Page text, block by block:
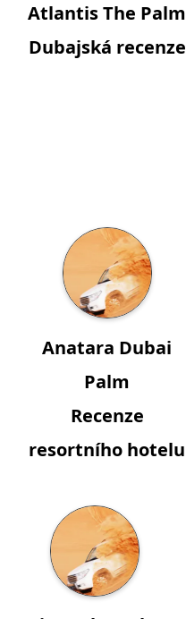
Atlantis The Palm
Dubajská recenze
Anatara Dubai
Palm
Recenze
resortního hotelu